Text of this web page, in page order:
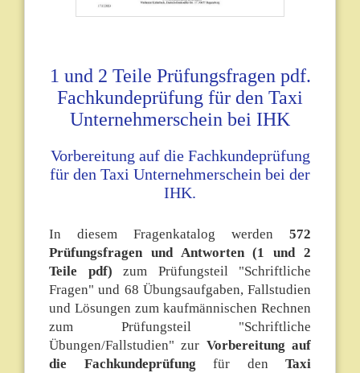
1 und 2 Teile Prüfungsfragen pdf.
Fachkundeprüfung für den Taxi
Unternehmerschein bei IHK
Vorbereitung auf die Fachkundeprüfung
für den Taxi Unternehmerschein bei der
IHK.
In diesem Fragenkatalog werden 572
Prüfungsfragen und Antworten (1 und 2
Teile pdf) zum Prüfungsteil "Schriftliche
Fragen" und 68 Übungsaufgaben, Fallstudien
und Lösungen zum kaufmännischen Rechnen
zum Prüfungsteil "Schriftliche
Übungen/Fallstudien" zur Vorbereitung auf
die Fachkundeprüfung für den Taxi